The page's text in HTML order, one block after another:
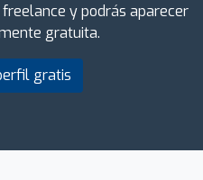
y podrás aparecer
gratuita.
gratis